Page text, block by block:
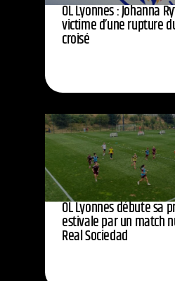
OL Lyonnes : Johanna
victime d’une rupture
croisé
OL Lyonnes débute sa
estivale par un match
Real Sociedad